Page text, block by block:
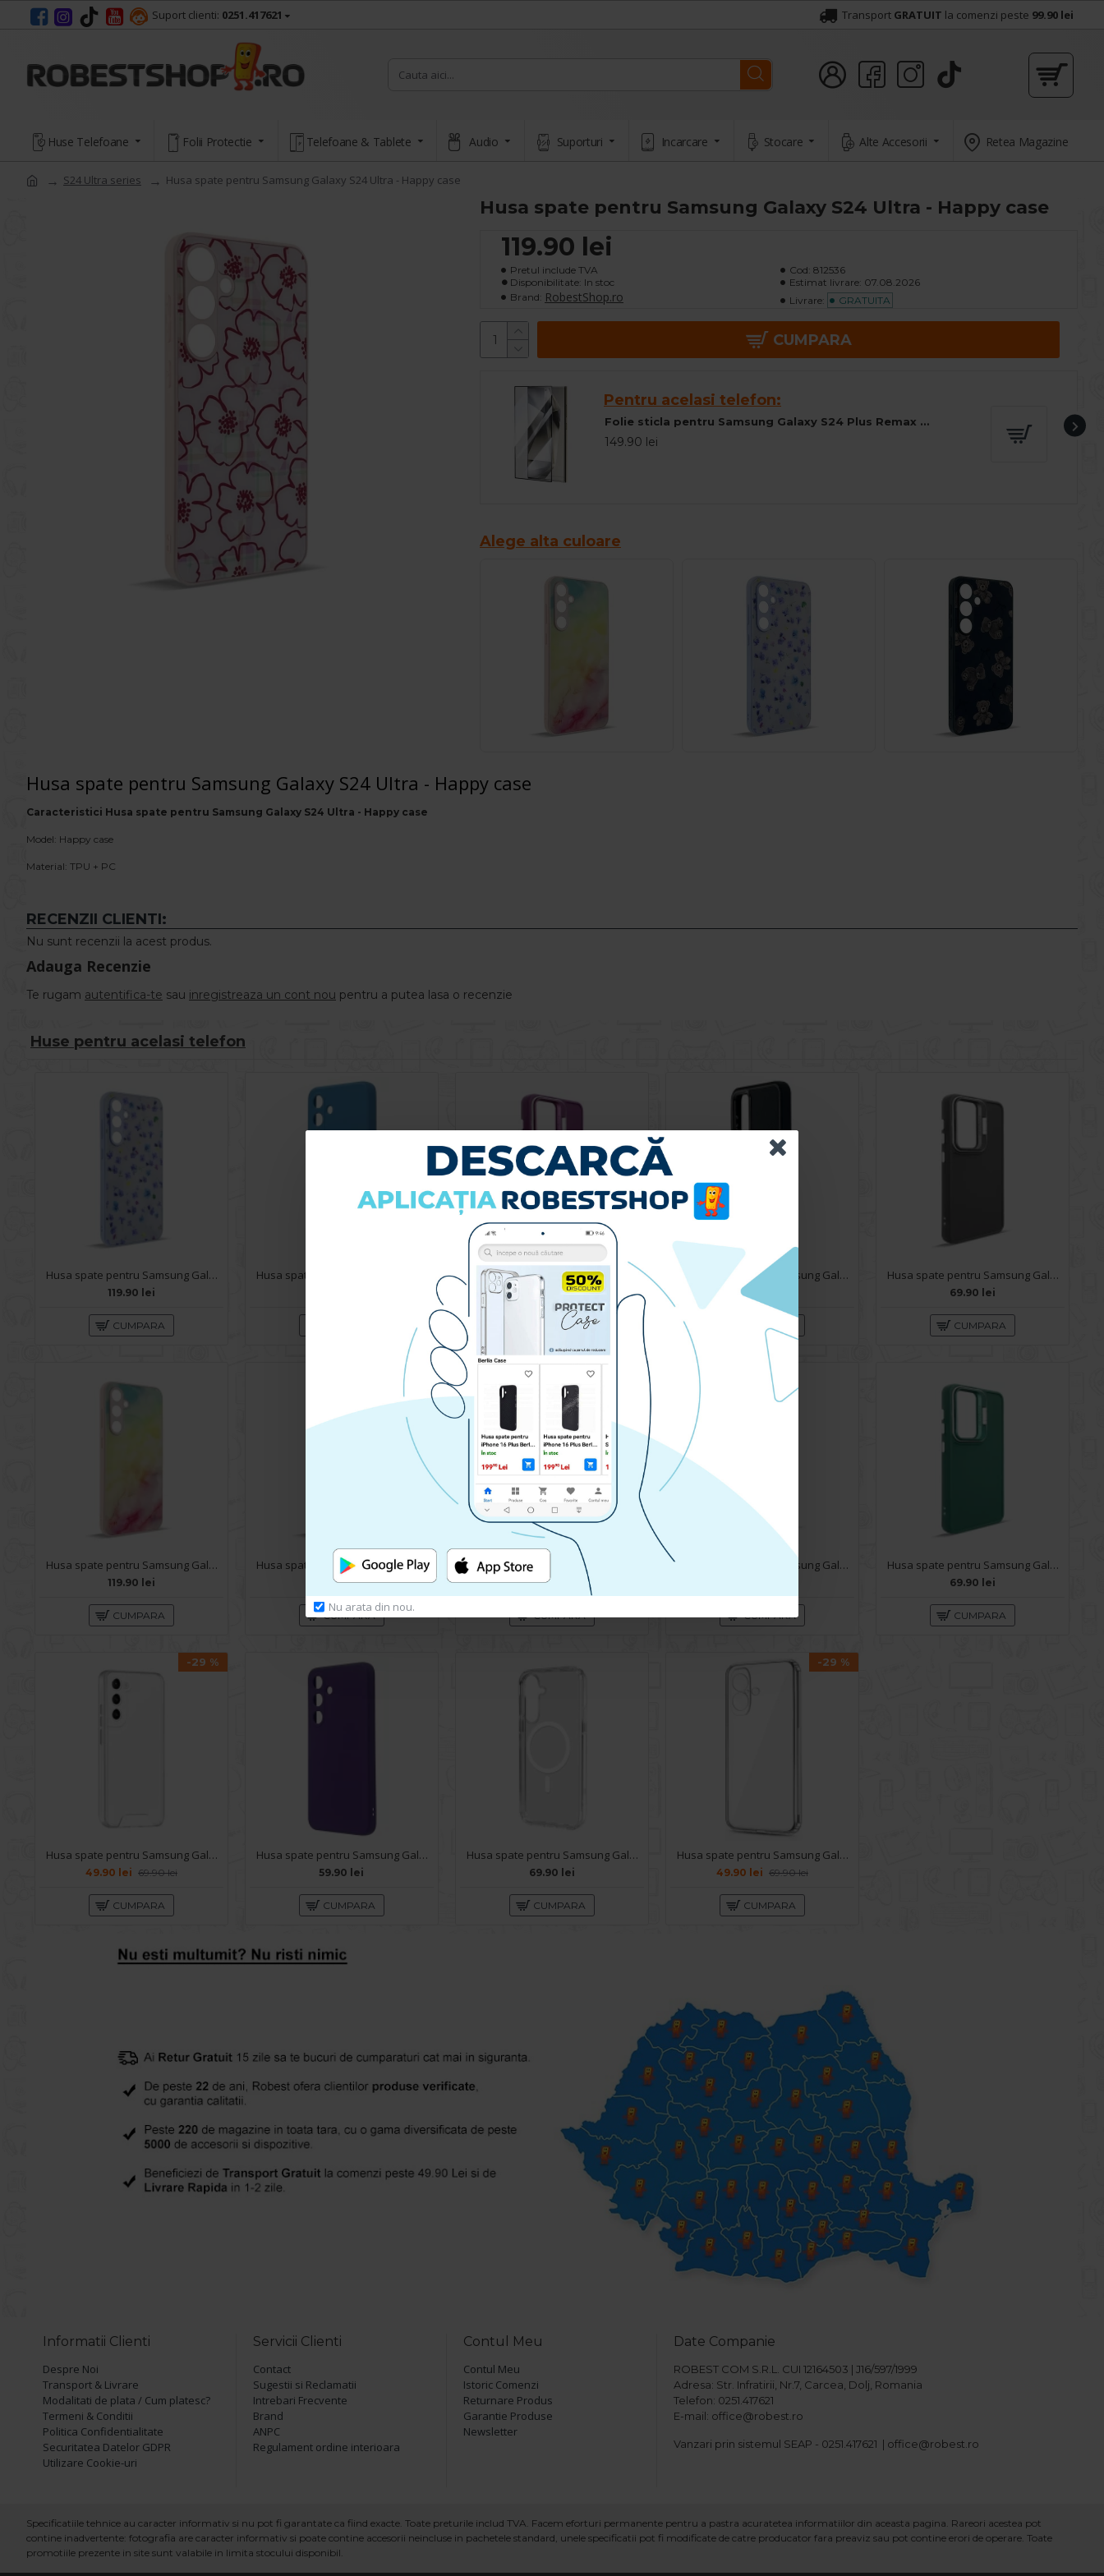
Nu arata din nou.
Suport clienti: 0251.417621 Transport GRATUIT la comenzi peste 99.90 lei
Huse Telefoane Folii Protectie Telefoane & Tablete Audio Suporturi Incarcare Stocare Alte Accesorii Retea Magazine
S24 Ultra series Husa spate pentru Samsung Galaxy S24 Ultra - Happy case
Husa spate pentru Samsung Galaxy S24 Ultra - Happy case
119.90 lei
Pretul include TVA
Disponibilitate: In stoc
Brand: RobestShop.ro
Cod: 812536
Estimat livrare: 07.08.2026
Livrare:
GRATUITA
CUMPARA
Pentru acelasi telefon:
Folie sticla pentru Samsung Galaxy S24 Plus Remax Full Screen
149.90 lei
Alege alta culoare
Husa spate pentru Samsung Galaxy S24 Ultra - Happy case
Caracteristici Husa spate pentru Samsung Galaxy S24 Ultra - Happy case
Model: Happy case
Material: TPU + PC
RECENZII CLIENTI:
Nu sunt recenzii la acest produs.
Adauga Recenzie
Te rugam autentifica-te sau inregistreaza un cont nou pentru a putea lasa o recenzie
Huse pentru acelasi telefon
Husa spate pentru Samsung Galaxy S24 Ultra - Happy case
119.90 lei
CUMPARA
Husa spate pentru Samsung Galaxy S24 Plus- Drop case Kickstand Visiniu
69.90 lei
CUMPARA
Husa spate pentru Samsung Galaxy S24 Plus KIP Case - Negru
59.90 lei
CUMPARA
Husa spate pentru Samsung Galaxy S24 Plus- Drop case Kickstand Gri
69.90 lei
CUMPARA
Husa spate pentru Samsung Galaxy S24 Ultra - Happy case
119.90 lei
CUMPARA
Husa spate pentru Samsung Galaxy S24 Plus- Dun case Visiniu
69.90 lei
CUMPARA
119.90 lei
CUMPARA
Husa spate pentru Samsung Galaxy S24 Plus- Dun case Albastru
CUMPARA
Husa spate pentru Samsung Galaxy S24 Plus- Drop case Kickstand Verde
69.90 lei
CUMPARA
-29 %
Husa spate pentru Samsung Galaxy S24 Plus - Space Case
49.90 lei 69.90 lei
CUMPARA
Husa spate pentru Samsung Galaxy S24 Plus Silicon Line - Mov
59.90 lei
CUMPARA
Husa spate pentru Samsung Galaxy S24 Plus - Clear Magsafe
69.90 lei
CUMPARA
-29 %
Husa spate pentru Samsung Galaxy S24 Plus - Protect+
49.90 lei 69.90 lei
CUMPARA
Informatii Clienti
Despre Noi
Transport & Livrare
Modalitati de plata / Cum platesc?
Termeni & Conditii
Politica Confidentialitate
Securitatea Datelor GDPR
Utilizare Cookie-uri
Servicii Clienti
Contact
Sugestii si Reclamatii
Intrebari Frecvente
Brand
ANPC
Regulament ordine interioara
Contul Meu
Contul Meu
Istoric Comenzi
Returnare Produs
Garantie Produse
Newsletter
Date Companie
ROBEST COM S.R.L. CUI 12164503 | J16/597/1999
Adresa: Str. Infratirii, Nr.7, Carcea, Dolj, Romania
Telefon: 0251.417621
E-mail: office@robest.ro
Vanzari prin sistemul SEAP - 0251.417621 | office@robest.ro
Specificatiile tehnice au caracter informativ si nu pot fi garantate ca fiind exacte. Toate preturile includ TVA. Facem eforturi permanente pentru a pastra acuratetea informatiilor din aceasta pagina. Rareori acestea pot
contine inadvertente: fotografia are caracter informativ si poate contine accesorii neincluse in pachetele standard, unele specificatii pot fi modificate de catre producator fara preaviz sau pot contine erori de operare. Toate
promotiile prezente in site sunt valabile in limita stocului disponibil.